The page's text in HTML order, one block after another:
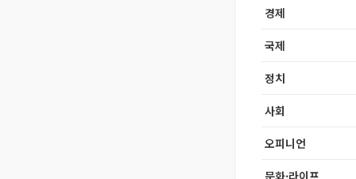
경제
국제
정치
사회
오피니언
문화·라이프